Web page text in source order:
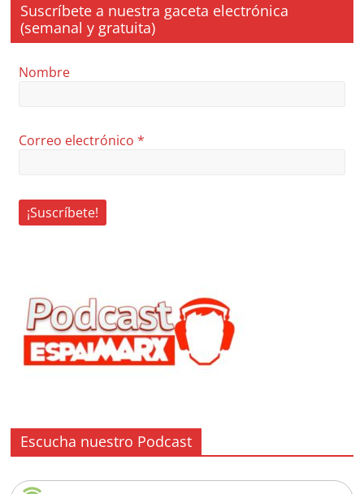
Suscríbete a nuestra gaceta electrónica
(semanal y gratuita)
Nombre
Correo electrónico*
Escucha nuestro Podcast